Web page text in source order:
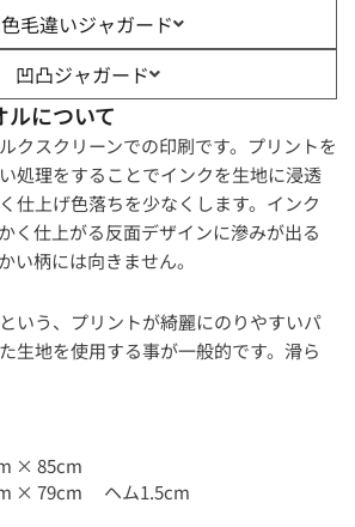
毛違いジャガード
凹凸ジャガード
について
クスクリーンでの印刷です。プリントを
処理をすることでインクを生地に浸透
仕上げ色落ちを少なくします。インク
く仕上がる反面デザインに滲みが出る
い柄には向きません。
いう、プリントが綺麗にのりやすいパ
生地を使用する事が一般的です。滑ら
× 85cm
× 79cm ヘム1.5cm